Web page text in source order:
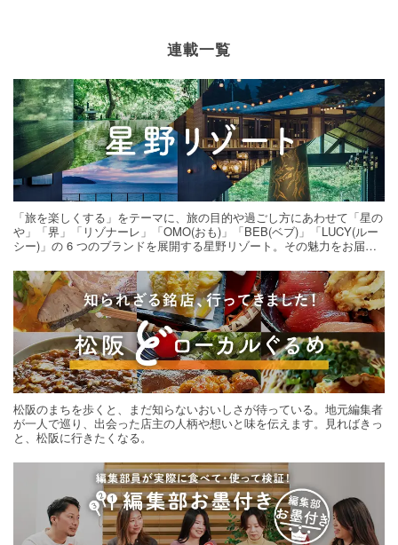
連載一覧
「旅を楽しくする」をテーマに、旅の目的や過ごし方にあわせて「星の
や」「界」「リゾナーレ」「OMO(おも)」「BEB(ベブ)」「LUCY(ルー
シー)」の 6 つのブランドを展開する星野リゾート。その魅力をお届け
松阪のまちを歩くと、まだ知らないおいしさが待っている。地元編集者
が一人で巡り、出会った店主の人柄や想いと味を伝えます。見ればきっ
と、松阪に行きたくなる。